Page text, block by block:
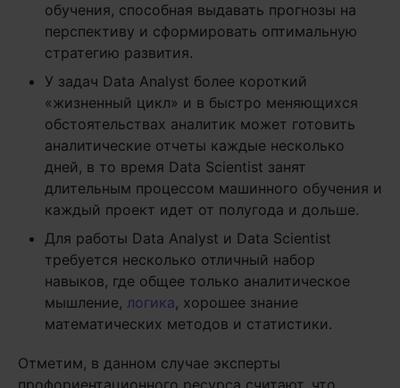
обучения, способная выдавать прогнозы на
перспективу и сформировать оптимальную
стратегию развития.
У задач Data Analyst более короткий
«жизненный цикл» и в быстро меняющихся
обстоятельствах аналитик может готовить
аналитические отчеты каждые несколько
дней, в то время Data Scientist занят
длительным процессом машинного обучения и
каждый проект идет от полугода и дольше.
Для работы Data Analyst и Data Scientist
требуется несколько отличный набор
навыков, где общее только аналитическое
мышление, логика, хорошее знание
математических методов и статистики.
Отметим, в данном случае эксперты